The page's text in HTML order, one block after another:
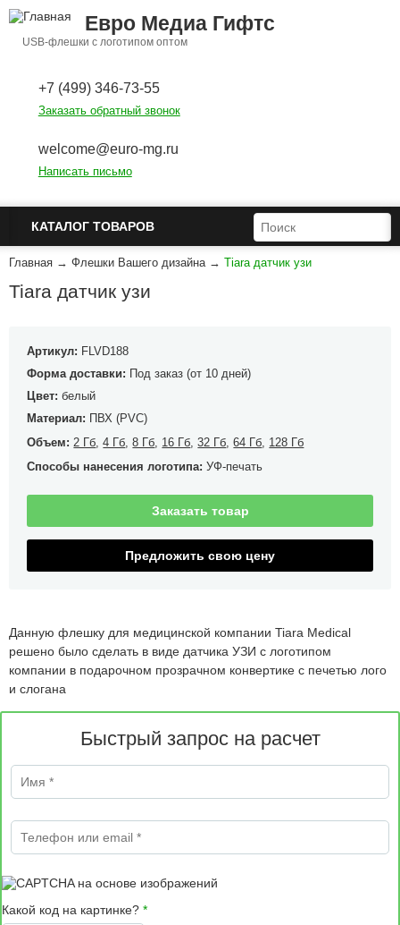
Перейти к основному содержанию
Евро Медиа Гифтс
USB-флешки с логотипом оптом
+7 (499) 346-73-55
Заказать обратный звонок
welcome@euro-mg.ru
Написать письмо
КАТАЛОГ ТОВАРОВ ФОРМА ПОИСКА
ПОИСК
Главная → Флешки Вашего дизайна → Tiara датчик узи
Tiara датчик узи
Артикул: FLVD188
Форма доставки: Под заказ (от 10 дней)
Цвет:белый
Материал: ПВХ (PVC)
Объем: 2 Гб ,4 Гб ,8 Гб 16 Гб ,32 Гб ,64 Гб 128 Гб
Способы нанесения логотипа:УФ-печать
Заказать товар
Предложить свою цену
Данную флешку для медицинской компании Tiara Medical
решено было сделать в виде датчика УЗИ с логотипом
компании в подарочном прозрачном конвертике с печетью лого
и слогана
Быстрый запрос на расчет
Имя
Телефон или email
Какой код на картинке? *